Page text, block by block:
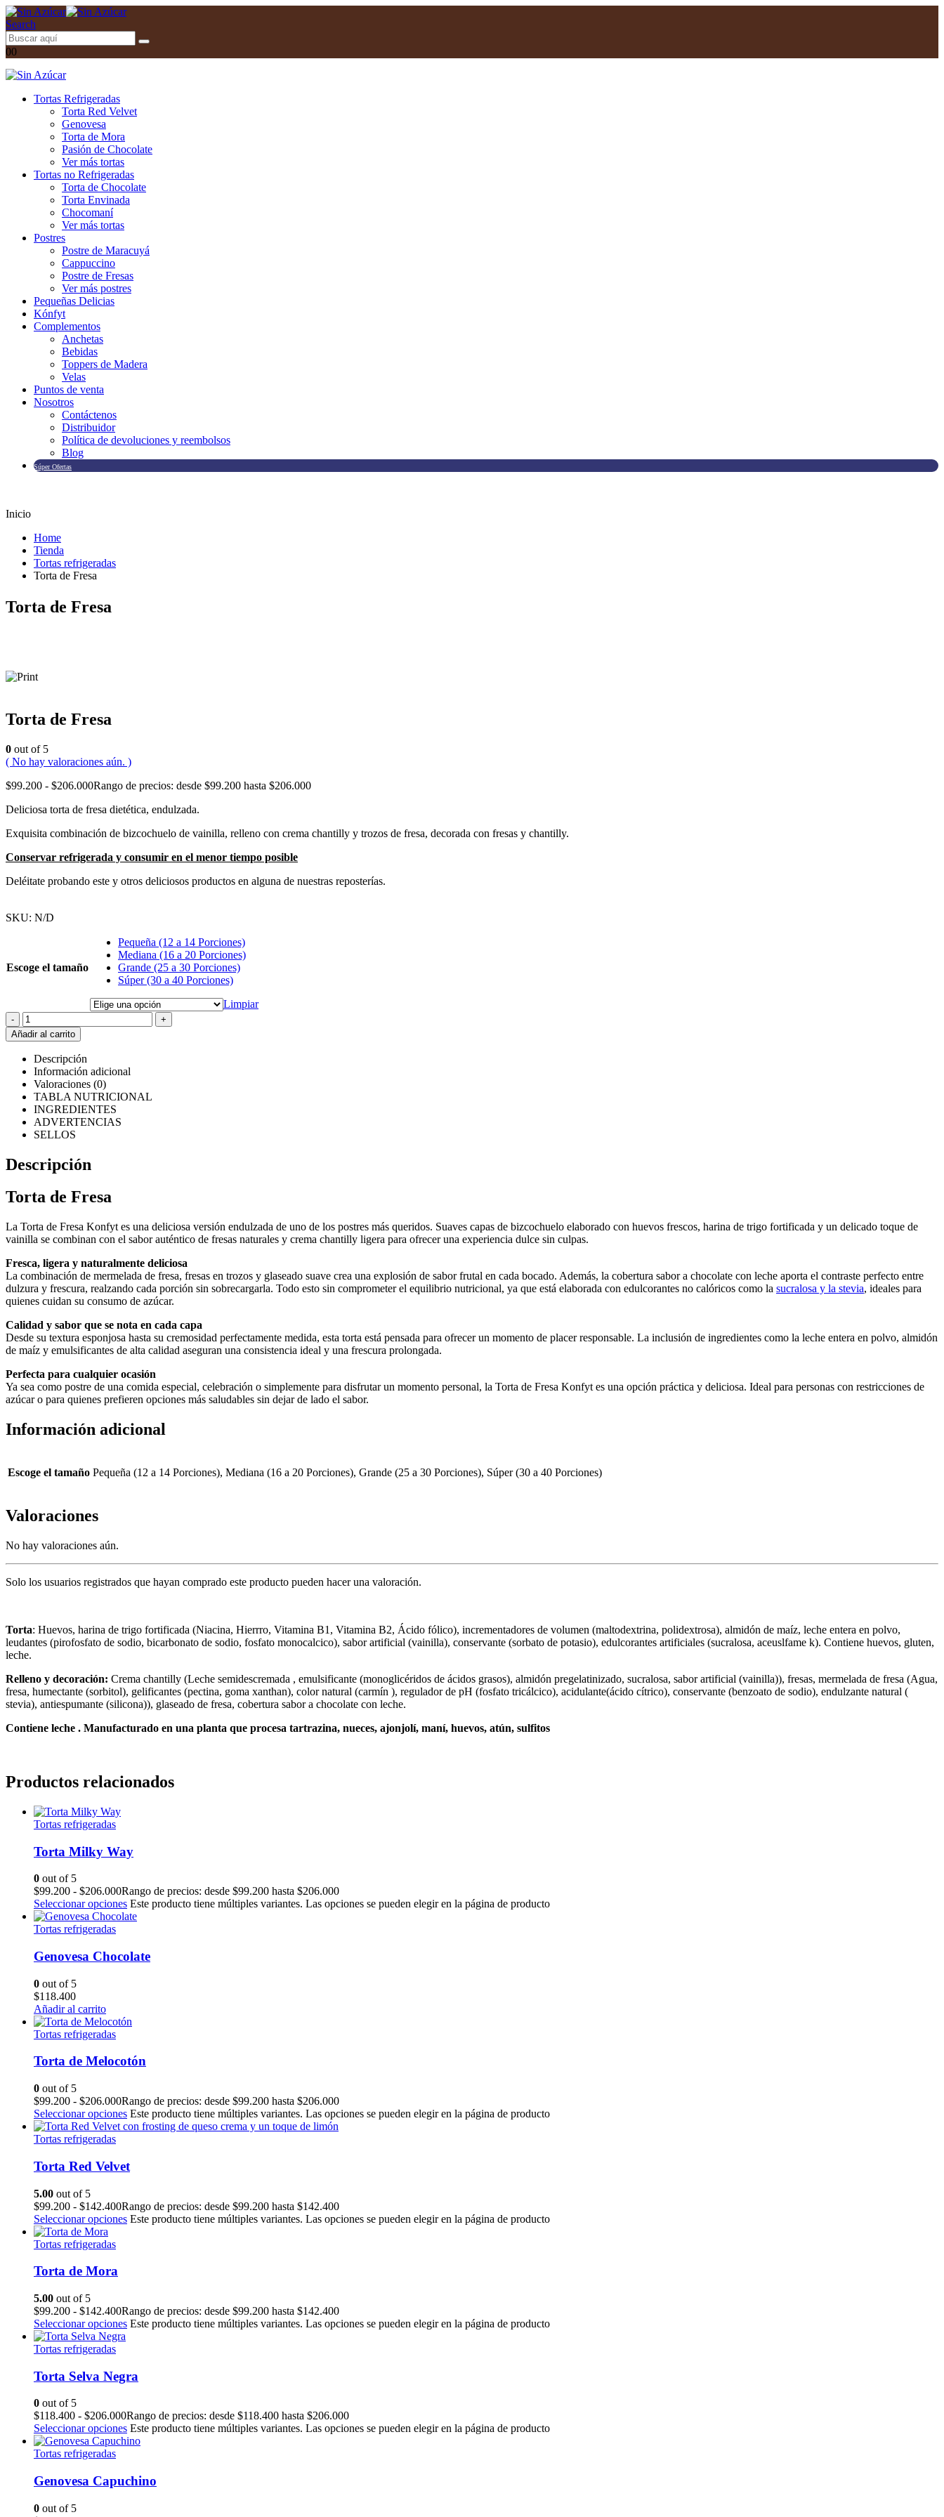
Search
00
Tortas Refrigeradas
Torta Red Velvet
Genovesa
Torta de Mora
Pasión de Chocolate
Ver más tortas
Tortas no Refrigeradas
Torta de Chocolate
Torta Envinada
Chocomaní
Ver más tortas
Postres
Postre de Maracuyá
Cappuccino
Postre de Fresas
Ver más postres
Pequeñas Delicias
Kónfyt
Complementos
Anchetas
Bebidas
Toppers de Madera
Velas
Puntos de venta
Nosotros
Contáctenos
Distribuidor
Política de devoluciones y reembolsos
Blog
Súper Ofertas
Inicio
Home
Tienda
Tortas refrigeradas
Torta de Fresa
Torta de Fresa
Torta de Fresa
0 out of 5
( No hay valoraciones aún. )
$99.200 - $206.000Rango de precios: desde $99.200 hasta $206.000
Deliciosa torta de fresa dietética, endulzada.
Exquisita combinación de bizcochuelo de vainilla, relleno con crema chantilly y trozos de fresa, decorada con fresas y chantilly.
Conservar refrigerada y consumir en el menor tiempo posible
Deléitate probando este y otros deliciosos productos en alguna de nuestras reposterías.
SKU: N/D
Escoge el tamaño
Pequeña (12 a 14 Porciones)
Mediana (16 a 20 Porciones)
Grande (25 a 30 Porciones)
Súper (30 a 40 Porciones)
Limpiar
-
+
Añadir al carrito
Descripción
Información adicional
Valoraciones (0)
TABLA NUTRICIONAL
INGREDIENTES
ADVERTENCIAS
SELLOS
Descripción
Torta de Fresa
La Torta de Fresa Konfyt es una deliciosa versión endulzada de uno de los postres más queridos. Suaves capas de bizcochuelo elaborado con huevos frescos, harina de trigo fortificada y un delicado toque de
vainilla se combinan con el sabor auténtico de fresas naturales y crema chantilly ligera para ofrecer una experiencia dulce sin culpas.
Fresca, ligera y naturalmente deliciosa
La combinación de mermelada de fresa, fresas en trozos y glaseado suave crea una explosión de sabor frutal en cada bocado. Además, la cobertura sabor a chocolate con leche aporta el contraste perfecto entre
dulzura y frescura, realzando cada porción sin sobrecargarla. Todo esto sin comprometer el equilibrio nutricional, ya que está elaborada con edulcorantes no calóricos como la sucralosa y la stevia, ideales para
quienes cuidan su consumo de azúcar.
Calidad y sabor que se nota en cada capa
Desde su textura esponjosa hasta su cremosidad perfectamente medida, esta torta está pensada para ofrecer un momento de placer responsable. La inclusión de ingredientes como la leche entera en polvo, almidón
de maíz y emulsificantes de alta calidad aseguran una consistencia ideal y una frescura prolongada.
Perfecta para cualquier ocasión
Ya sea como postre de una comida especial, celebración o simplemente para disfrutar un momento personal, la Torta de Fresa Konfyt es una opción práctica y deliciosa. Ideal para personas con restricciones de
azúcar o para quienes prefieren opciones más saludables sin dejar de lado el sabor.
Información adicional
Escoge el tamaño Pequeña (12 a 14 Porciones), Mediana (16 a 20 Porciones), Grande (25 a 30 Porciones), Súper (30 a 40 Porciones)
Valoraciones
No hay valoraciones aún.
Solo los usuarios registrados que hayan comprado este producto pueden hacer una valoración.
Torta: Huevos, harina de trigo fortificada (Niacina, Hierrro, Vitamina B1, Vitamina B2, Ácido fólico), incrementadores de volumen (maltodextrina, polidextrosa), almidón de maíz, leche entera en polvo,
leudantes (pirofosfato de sodio, bicarbonato de sodio, fosfato monocalcico), sabor artificial (vainilla), conservante (sorbato de potasio), edulcorantes artificiales (sucralosa, aceuslfame k). Contiene huevos, gluten,
leche.
Relleno y decoración: Crema chantilly (Leche semidescremada , emulsificante (monoglicéridos de ácidos grasos), almidón pregelatinizado, sucralosa, sabor artificial (vainilla)), fresas, mermelada de fresa (Agua,
fresa, humectante (sorbitol), gelificantes (pectina, goma xanthan), color natural (carmín ), regulador de pH (fosfato tricálcico), acidulante(ácido cítrico), conservante (benzoato de sodio), endulzante natural (
stevia), antiespumante (silicona)), glaseado de fresa, cobertura sabor a chocolate con leche.
Contiene leche . Manufacturado en una planta que procesa tartrazina, nueces, ajonjolí, maní, huevos, atún, sulfitos
Productos relacionados
Tortas refrigeradas
Torta Milky Way
0 out of 5
$99.200 - $206.000Rango de precios: desde $99.200 hasta $206.000
Seleccionar opciones Este producto tiene múltiples variantes. Las opciones se pueden elegir en la página de producto
Tortas refrigeradas
Genovesa Chocolate
0 out of 5
$118.400
Añadir al carrito
Tortas refrigeradas
Torta de Melocotón
0 out of 5
$99.200 - $206.000Rango de precios: desde $99.200 hasta $206.000
Seleccionar opciones Este producto tiene múltiples variantes. Las opciones se pueden elegir en la página de producto
Tortas refrigeradas
Torta Red Velvet
5.00 out of 5
$99.200 - $142.400Rango de precios: desde $99.200 hasta $142.400
Seleccionar opciones Este producto tiene múltiples variantes. Las opciones se pueden elegir en la página de producto
Tortas refrigeradas
Torta de Mora
5.00 out of 5
$99.200 - $142.400Rango de precios: desde $99.200 hasta $142.400
Seleccionar opciones Este producto tiene múltiples variantes. Las opciones se pueden elegir en la página de producto
Tortas refrigeradas
Torta Selva Negra
0 out of 5
$118.400 - $206.000Rango de precios: desde $118.400 hasta $206.000
Seleccionar opciones Este producto tiene múltiples variantes. Las opciones se pueden elegir en la página de producto
Tortas refrigeradas
Genovesa Capuchino
0 out of 5